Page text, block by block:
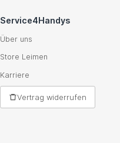
Service4Handys
Über uns
Store Leimen
Karriere
Vertrag widerrufen